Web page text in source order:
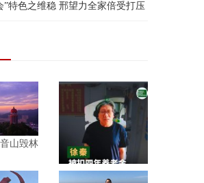
”特色之维稳 邢望力全家倍受打压
山毁林